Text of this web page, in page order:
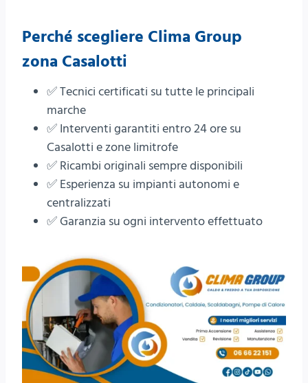
Perché scegliere Clima Group
zona Casalotti
✅ Tecnici certificati su tutte le principali
marche
✅ Interventi garantiti entro 24 ore su
Casalotti e zone limitrofe
✅ Ricambi originali sempre disponibili
✅ Esperienza su impianti autonomi e
centralizzati
✅ Garanzia su ogni intervento effettuato